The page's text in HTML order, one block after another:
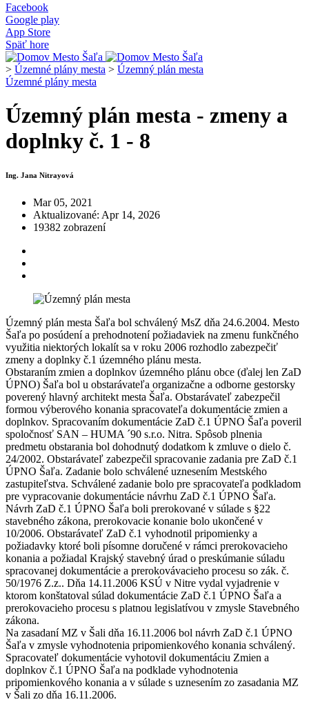
Facebook
Google play
App Store
Späť hore
> Územné plány mesta > Územný plán mesta
Územné plány mesta
Územný plán mesta - zmeny a
doplnky č. 1 - 8
Ing. Jana Nitrayová
Mar 05, 2021
Aktualizované: Apr 14, 2026
19382 zobrazení
Územný plán mesta Šaľa bol schválený MsZ dňa 24.6.2004. Mesto
Šaľa po posúdení a prehodnotení požiadaviek na zmenu funkčného
využitia niektorých lokalít sa v roku 2006 rozhodlo zabezpečiť
zmeny a doplnky č.1 územného plánu mesta.
Obstaraním zmien a doplnkov územného plánu obce (ďalej len ZaD
ÚPNO) Šaľa bol u obstarávateľa organizačne a odborne gestorsky
poverený hlavný architekt mesta Šaľa. Obstarávateľ zabezpečil
formou výberového konania spracovateľa dokumentácie zmien a
doplnkov. Spracovaním dokumentácie ZaD č.1 ÚPNO Šaľa poveril
spoločnosť SAN – HUMA ´90 s.r.o. Nitra. Spôsob plnenia
predmetu obstarania bol dohodnutý dodatkom k zmluve o dielo č.
24/2002. Obstarávateľ zabezpečil spracovanie zadania pre ZaD č.1
ÚPNO Šaľa. Zadanie bolo schválené uznesením Mestského
zastupiteľstva. Schválené zadanie bolo pre spracovateľa podkladom
pre vypracovanie dokumentácie návrhu ZaD č.1 ÚPNO Šaľa.
Návrh ZaD č.1 ÚPNO Šaľa boli prerokované v súlade s §22
stavebného zákona, prerokovacie konanie bolo ukončené v
10/2006. Obstarávateľ ZaD č.1 vyhodnotil pripomienky a
požiadavky ktoré boli písomne doručené v rámci prerokovacieho
konania a požiadal Krajský stavebný úrad o preskúmanie súladu
spracovanej dokumentácie a prerokovávacieho procesu so zák. č.
50/1976 Z.z.. Dňa 14.11.2006 KSÚ v Nitre vydal vyjadrenie v
ktorom konštatoval súlad dokumentácie ZaD č.1 ÚPNO Šaľa a
prerokovacieho procesu s platnou legislatívou v zmysle Stavebného
zákona.
Na zasadaní MZ v Šali dňa 16.11.2006 bol návrh ZaD č.1 ÚPNO
Šaľa v zmysle vyhodnotenia pripomienkového konania schválený.
Spracovateľ dokumentácie vyhotovil dokumentáciu Zmien a
doplnkov č.1 ÚPNO Šaľa na podklade vyhodnotenia
pripomienkového konania a v súlade s uznesením zo zasadania MZ
v Šali zo dňa 16.11.2006.